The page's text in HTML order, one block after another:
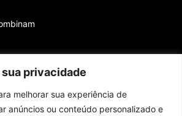
privacidade
melhorar sua experiência de
anúncios ou conteúdo personalizado e